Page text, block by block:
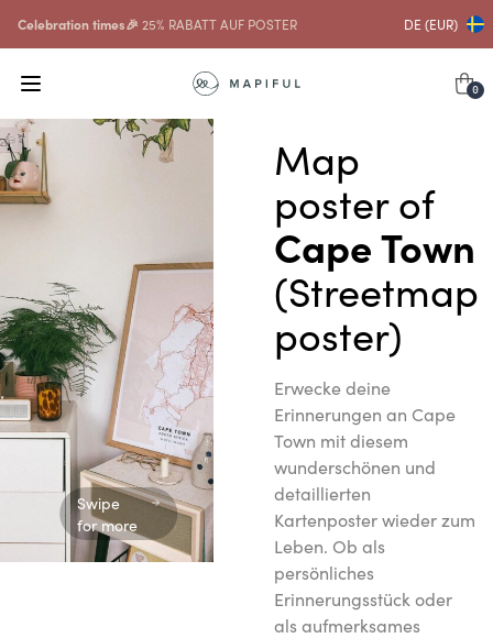
Celebration times🎉 25% RABATT AUF POSTER DE (EUR)
0
Swipe
for more
Map
poster of
Cape Town
(Streetmap
poster)
Erwecke deine
Erinnerungen an Cape
Town mit diesem
wunderschönen und
detaillierten
Kartenposter wieder zum
Leben. Ob als
persönliches
Erinnerungsstück oder
als aufmerksames